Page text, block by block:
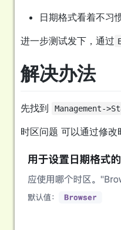
日期格式看着不习
进一步测试发下，通过
解决办法
先找到 Management-
时区问题 可以通过修